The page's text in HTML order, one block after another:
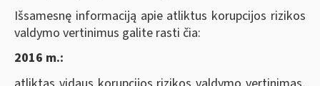
Išsamesnę informaciją apie atliktus korupcijos rizikos
valdymo vertinimus galite rasti čia:
2016 m.: